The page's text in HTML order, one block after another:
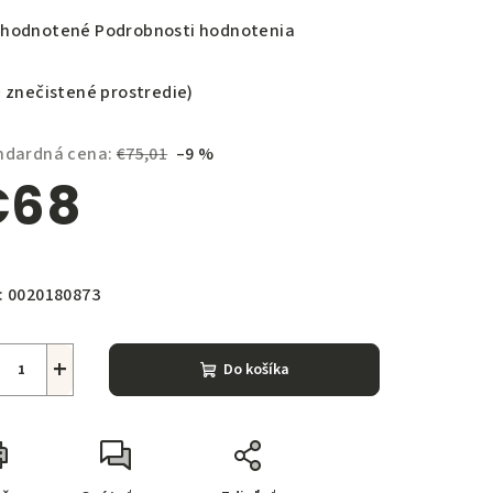
Podrobnosti hodnotenia
znečistené prostredie)
cena: €75,01 –9 %
0020180873
+ Do košíka